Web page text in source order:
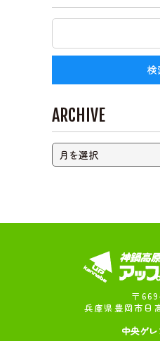
ARCHIVE
〒
兵庫県豊岡市日
中央ゲ